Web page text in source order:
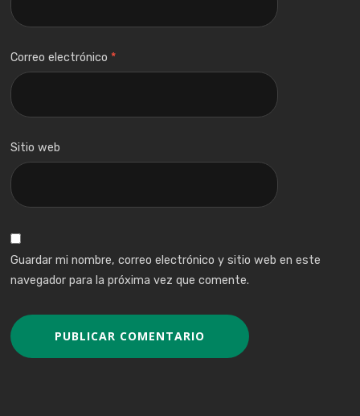
Correo electrónico *
Sitio web
Guardar mi nombre, correo electrónico y sitio web en este
navegador para la próxima vez que comente.